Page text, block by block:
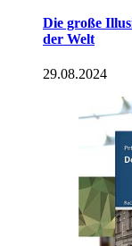
Die große
der Welt
29.08.2024